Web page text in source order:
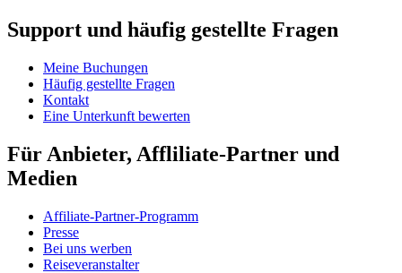
Support und häufig gestellte Fragen
Meine Buchungen
Häufig gestellte Fragen
Kontakt
Eine Unterkunft bewerten
Für Anbieter, Affliliate-Partner und
Medien
Affiliate-Partner-Programm
Presse
Bei uns werben
Reiseveranstalter